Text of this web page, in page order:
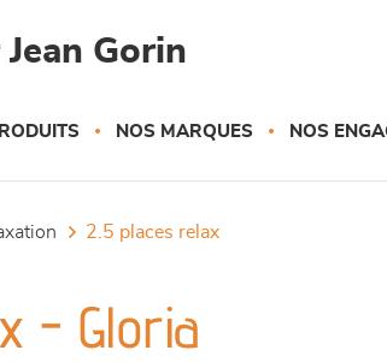
Gorin
NOS MARQUES NOS
2.5 places relax
- Gloria